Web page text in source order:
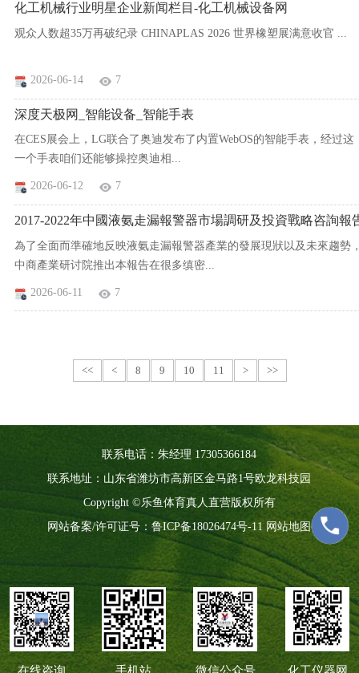
化工机械行业明星企业新闻栏目-化工机械设备网
观众人数超35万再破纪录 CHINAPLAS 2026 世界橡塑展满意收官 ...
2026-06-14 7
深度天极网_智能设备_智能手表
在CES展会上，LG联合了奥迪发布了内置WebOS的智能手表，经过这
一个手表咱们还能够操控奥迪相...
2026-06-12 7
2017-2022年中國液氨走漏報警器市場調研及投資戰略咨詢報
為了全面而準確地反映液氨走漏報警器產業的發展現狀以及未來趨勢
中商產業研讨院推出本報告在很多缜密...
2026-06-11 7
<< < 8 9 10 11 > >>
联系电话：朱经理 17305366184
联系地址：山东省潍坊市高新区金马路1号欧龙科技园
Copyright ©乐鱼体育真人直营版权所有
网站备案/许可证号：鲁ICP备18026474号-11 网站地图
在线咨询 手机站 微信公众号 化工仪器网